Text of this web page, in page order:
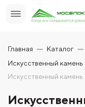
Главная Каталог
Искусственный камень
Искусственный